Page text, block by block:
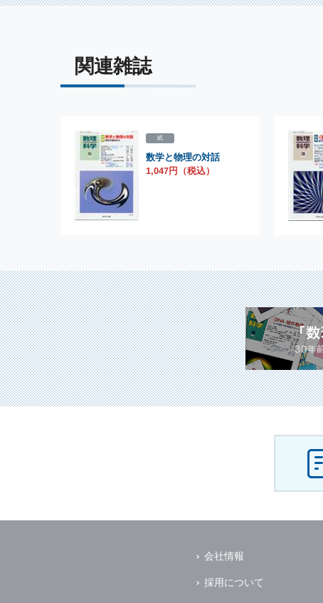
関連雑誌
紙
数学と物理の対話
1,047円（税込）
会社情報
採用について